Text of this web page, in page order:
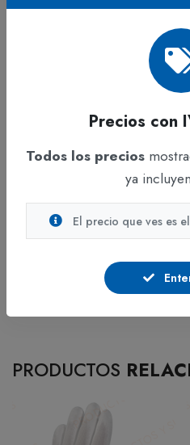
asegura una barrera
proporciona facilidad de
Caraterísticas del
Este artículo no es un EPI
Individual) sino un artículo
100 % Tela no tejida SS
PRODUCTOS
Precios con
Todos los precios
ya
El precio que ves es